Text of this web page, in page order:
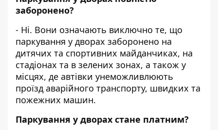
заборонено?
- Ні. Вони означають виключно те, що
паркування у дворах заборонено на
дитячих та спортивних майданчиках, на
стадіонах та в зелених зонах, а також у
місцях, де автівки унеможливлюють
проїзд аварійного транспорту, швидких та
пожежних машин.
Паркування у дворах стане платним?